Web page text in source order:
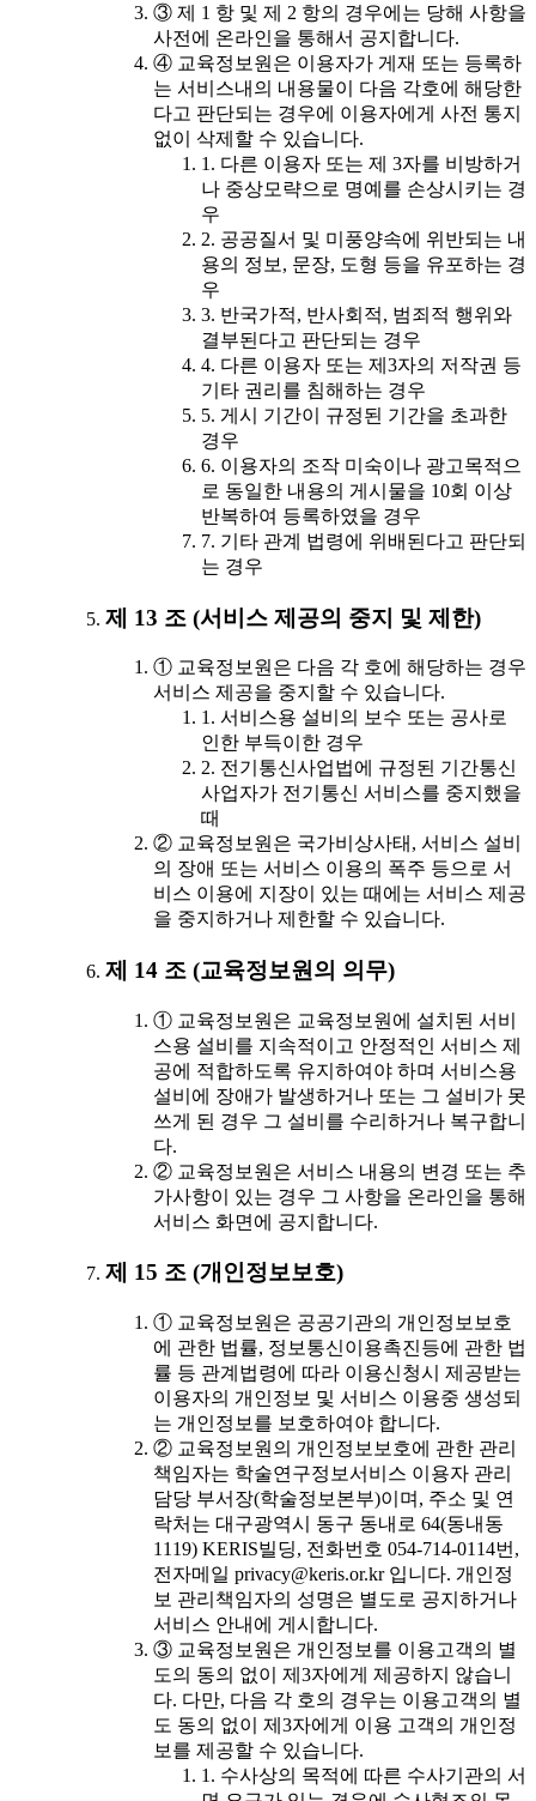
③ 제 1 항 및 제 2 항의 경우에는 당해 사항을
사전에 온라인을 통해서 공지합니다.
④ 교육정보원은 이용자가 게재 또는 등록하
는 서비스내의 내용물이 다음 각호에 해당한
다고 판단되는 경우에 이용자에게 사전 통지
없이 삭제할 수 있습니다.
1. 다른 이용자 또는 제 3자를 비방하거
나 중상모략으로 명예를 손상시키는 경
우
2. 공공질서 및 미풍양속에 위반되는 내
용의 정보, 문장, 도형 등을 유포하는 경
우
3. 반국가적, 반사회적, 범죄적 행위와
결부된다고 판단되는 경우
4. 다른 이용자 또는 제3자의 저작권 등
기타 권리를 침해하는 경우
5. 게시 기간이 규정된 기간을 초과한
경우
6. 이용자의 조작 미숙이나 광고목적으
로 동일한 내용의 게시물을 10회 이상
반복하여 등록하였을 경우
7. 기타 관계 법령에 위배된다고 판단되
는 경우
제 13 조 (서비스 제공의 중지 및 제한)
① 교육정보원은 다음 각 호에 해당하는 경우
서비스 제공을 중지할 수 있습니다.
1. 서비스용 설비의 보수 또는 공사로
인한 부득이한 경우
2. 전기통신사업법에 규정된 기간통신
사업자가 전기통신 서비스를 중지했을
때
② 교육정보원은 국가비상사태, 서비스 설비
의 장애 또는 서비스 이용의 폭주 등으로 서
비스 이용에 지장이 있는 때에는 서비스 제공
을 중지하거나 제한할 수 있습니다.
제 14 조 (교육정보원의 의무)
① 교육정보원은 교육정보원에 설치된 서비
스용 설비를 지속적이고 안정적인 서비스 제
공에 적합하도록 유지하여야 하며 서비스용
설비에 장애가 발생하거나 또는 그 설비가 못
쓰게 된 경우 그 설비를 수리하거나 복구합니
다.
② 교육정보원은 서비스 내용의 변경 또는 추
가사항이 있는 경우 그 사항을 온라인을 통해
서비스 화면에 공지합니다.
제 15 조 (개인정보보호)
① 교육정보원은 공공기관의 개인정보보호
에 관한 법률, 정보통신이용촉진등에 관한 법
률 등 관계법령에 따라 이용신청시 제공받는
이용자의 개인정보 및 서비스 이용중 생성되
는 개인정보를 보호하여야 합니다.
② 교육정보원의 개인정보보호에 관한 관리
책임자는 학술연구정보서비스 이용자 관리
담당 부서장(학술정보본부)이며, 주소 및 연
락처는 대구광역시 동구 동내로 64(동내동
1119) KERIS빌딩, 전화번호 054-714-0114번,
전자메일 privacy@keris.or.kr 입니다. 개인정
보 관리책임자의 성명은 별도로 공지하거나
서비스 안내에 게시합니다.
③ 교육정보원은 개인정보를 이용고객의 별
도의 동의 없이 제3자에게 제공하지 않습니
다. 다만, 다음 각 호의 경우는 이용고객의 별
도 동의 없이 제3자에게 이용 고객의 개인정
보를 제공할 수 있습니다.
1. 수사상의 목적에 따른 수사기관의 서